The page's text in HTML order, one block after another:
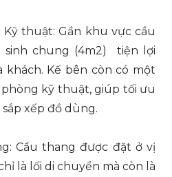
Kỹ thuật: Gần khu vực cầu
chung (4m2) tiện lợi
khách. Kế bên còn có một
phòng kỹ thuật, giúp tối ưu
xếp đồ dùng.
Cầu thang được đặt ở vị
là lối di chuyển mà còn là